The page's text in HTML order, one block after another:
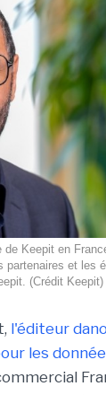
Keepit en
et les
(Crédit Keepit)
l'éditeur
les